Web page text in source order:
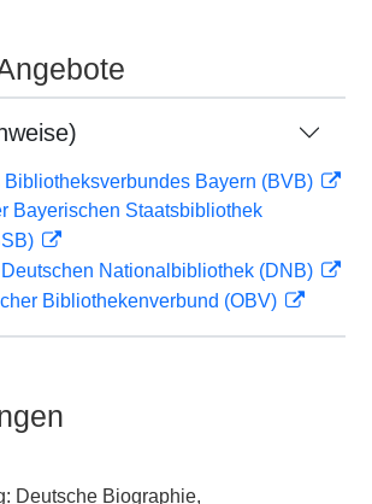
Bibliotheksverbundes Bayern (BVB)
Bayerischen Staatsbibliothek
Nationalbibliothek (DNB)
Bibliothekenverbund (OBV)
Deutsche Biographie,